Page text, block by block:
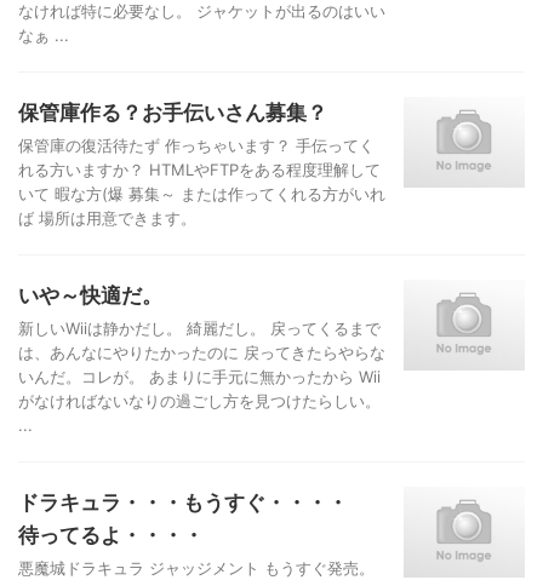
なければ特に必要なし。 ジャケットが出るのはいい
なぁ ...
保管庫作る？お手伝いさん募集？
保管庫の復活待たず 作っちゃいます？ 手伝ってく
れる方いますか？ HTMLやFTPをある程度理解して
いて 暇な方(爆 募集～ または作ってくれる方がいれ
ば 場所は用意できます。
いや～快適だ。
新しいWiiは静かだし。 綺麗だし。 戻ってくるまで
は、あんなにやりたかったのに 戻ってきたらやらな
いんだ。コレが。 あまりに手元に無かったから Wii
がなければないなりの過ごし方を見つけたらしい。
...
ドラキュラ・・・もうすぐ・・・・
待ってるよ・・・・
悪魔城ドラキュラ ジャッジメント もうすぐ発売。